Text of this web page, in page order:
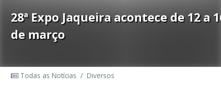
28ª Expo Jaqueira acontece de 12 a
de março
Todas as Notícias / Diversos